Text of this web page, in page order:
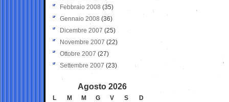
Febbraio 2008 (35)
Gennaio 2008 (36)
Dicembre 2007 (25)
Novembre 2007 (22)
Ottobre 2007 (27)
Settembre 2007 (23)
Agosto 2026
L M M G V S
D